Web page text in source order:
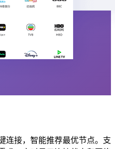
连接，智能推荐最优节点。支